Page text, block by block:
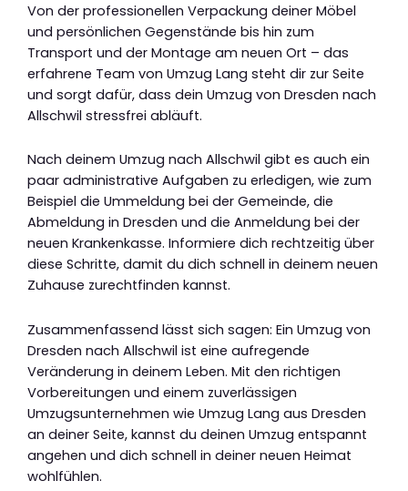
Von der professionellen Verpackung deiner Möbel
und persönlichen Gegenstände bis hin zum
Transport und der Montage am neuen Ort – das
erfahrene Team von Umzug Lang steht dir zur Seite
und sorgt dafür, dass dein Umzug von Dresden nach
Allschwil stressfrei abläuft.
Nach deinem Umzug nach Allschwil gibt es auch ein
paar administrative Aufgaben zu erledigen, wie zum
Beispiel die Ummeldung bei der Gemeinde, die
Abmeldung in Dresden und die Anmeldung bei der
neuen Krankenkasse. Informiere dich rechtzeitig über
diese Schritte, damit du dich schnell in deinem neuen
Zuhause zurechtfinden kannst.
Zusammenfassend lässt sich sagen: Ein Umzug von
Dresden nach Allschwil ist eine aufregende
Veränderung in deinem Leben. Mit den richtigen
Vorbereitungen und einem zuverlässigen
Umzugsunternehmen wie Umzug Lang aus Dresden
an deiner Seite, kannst du deinen Umzug entspannt
angehen und dich schnell in deiner neuen Heimat
wohlfühlen.